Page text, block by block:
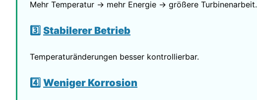
Mehr Temperatur → mehr Energie → größere Turbinenarbeit.
3️⃣ Stabilerer Betrieb
Temperaturänderungen besser kontrollierbar.
4️⃣ Weniger Korrosion